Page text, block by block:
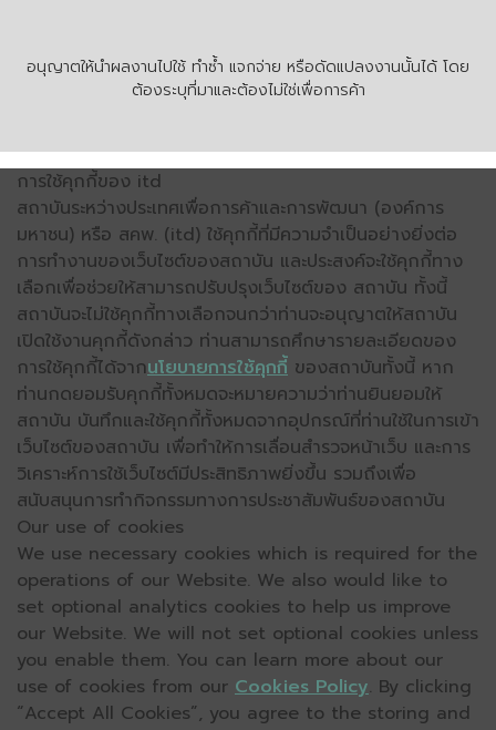
อนุญาตให้นำผลงานไปใช้ ทำซ้ำ แจกจ่าย หรือดัดแปลงงานนั้นได้ โดย
ต้องระบุที่มาและต้องไม่ใช่เพื่อการค้า
การใช้คุกกี้ของ itd
สถาบันระหว่างประเทศเพื่อการค้าและการพัฒนา (องค์การ
มหาชน) หรือ สคพ. (itd) ใช้คุกกี้ที่มีความจำเป็นอย่างยิ่งต่อ
การทำงานของเว็บไซต์ของสถาบัน และประสงค์จะใช้คุกกี้ทาง
เลือกเพื่อช่วยให้สามารถปรับปรุงเว็บไซต์ของ สถาบัน ทั้งนี้
สถาบันจะไม่ใช้คุกกี้ทางเลือกจนกว่าท่านจะอนุญาตให้สถาบัน
เปิดใช้งานคุกกี้ดังกล่าว ท่านสามารถศึกษารายละเอียดของ
การใช้คุกกี้ได้จากนโยบายการใช้คุกกี้ ของสถาบันทั้งนี้ หาก
ท่านกดยอมรับคุกกี้ทั้งหมดจะหมายความว่าท่านยินยอมให้
สถาบัน บันทึกและใช้คุกกี้ทั้งหมดจากอุปกรณ์ที่ท่านใช้ในการเข้า
เว็บไซต์ของสถาบัน เพื่อทำให้การเลื่อนสำรวจหน้าเว็บ และการ
วิเคราะห์การใช้เว็บไซต์มีประสิทธิภาพยิ่งขึ้น รวมถึงเพื่อ
สนับสนุนการทำกิจกรรมทางการประชาสัมพันธ์ของสถาบัน
Our use of cookies
We use necessary cookies which is required for the
operations of our Website. We also would like to
set optional analytics cookies to help us improve
our Website. We will not set optional cookies unless
you enable them. You can learn more about our
use of cookies from our Cookies Policy. By clicking
“Accept All Cookies”, you agree to the storing and